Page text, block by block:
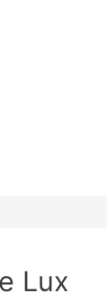
Lux